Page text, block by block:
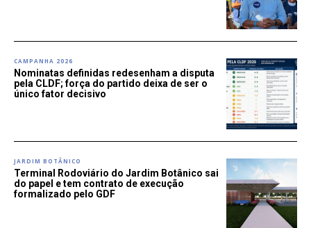
CAMPANHA 2026
Nominatas definidas redesenham a disputa
pela CLDF; força do partido deixa de ser o
único fator decisivo
JARDIM BOTÂNICO
Terminal Rodoviário do Jardim Botânico sai
do papel e tem contrato de execução
formalizado pelo GDF